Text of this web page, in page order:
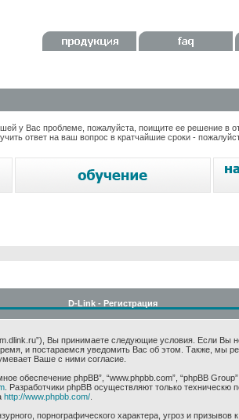
у Вас проблеме, пожалуйста, поищите ее решение в
ответ на ваш вопрос в кратчайшие сроки -
D-Link - Регистрация
Вы принимаете следующие условия. Если Вы
и постараемся уведомить Вас об этом. Также, мы
Ваше с ними согласие.
phpBB”, “www.phpbb.com”, “phpBB
. Разработчики phpBB осуществляют только
http://www.phpbb.com/.
порнографического характера, угроз и